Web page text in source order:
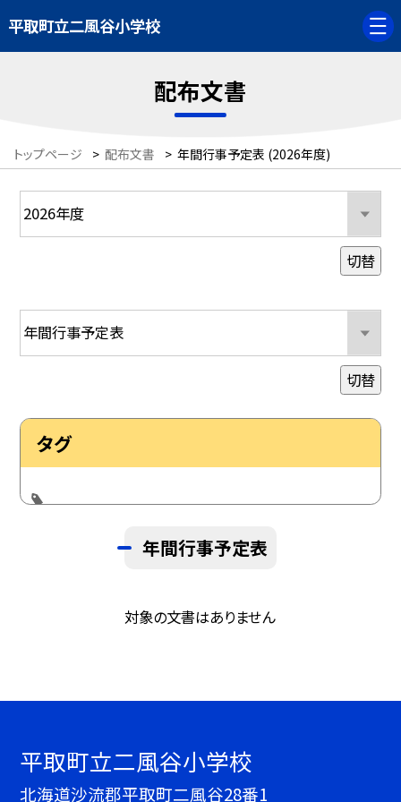
平取町立二風谷小学校
配布文書
トップページ > 配布文書 > 年間行事予定表 (2026年度)
切替
切替
タグ
年間行事予定表
対象の文書はありません
平取町立二風谷小学校
北海道沙流郡平取町二風谷28番1